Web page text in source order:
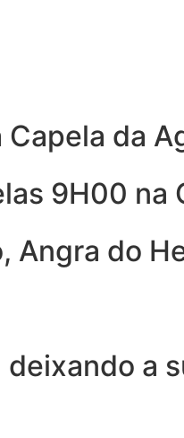
da
9H00 na
Angra do
a